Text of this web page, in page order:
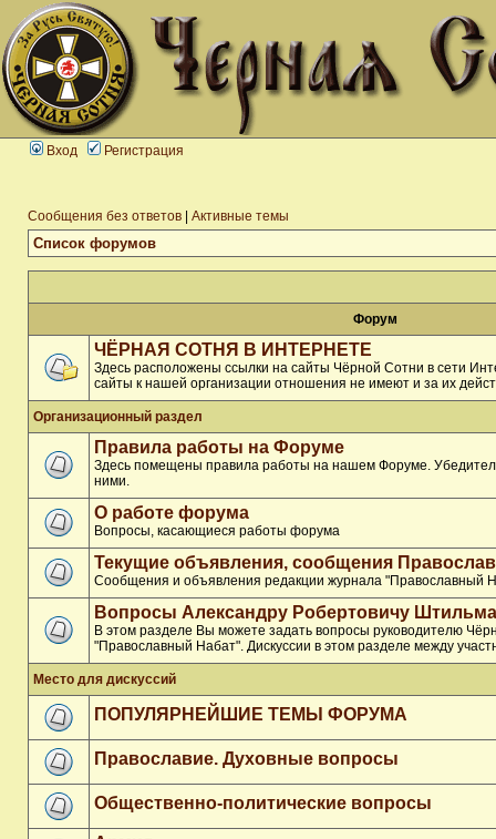
Вход Регистрация
Сообщения без ответов Активные темы
Список форумов
Форум
ЧЁРНАЯ СОТНЯ В ИНТЕРНЕТЕ
Здесь расположены ссылки на сайты Чёрной Сотни в сети
сайты к нашей организации отношения не имеют и за их
Организационный раздел
Правила работы на Форуме
Здесь помещены правила работы на нашем Форуме.
ними.
О работе форума
Вопросы, касающиеся работы форума
Текущие объявления, сообщения
Сообщения и объявления редакции журнала "Православный
Вопросы Александру Робертовичу
В этом разделе Вы можете задать вопросы руководителю
"Православный Набат". Дискуссии в этом разделе между
Место для дискуссий
ПОПУЛЯРНЕЙШИЕ ТЕМЫ ФОРУМА
Православие. Духовные вопросы
Общественно-политические вопросы